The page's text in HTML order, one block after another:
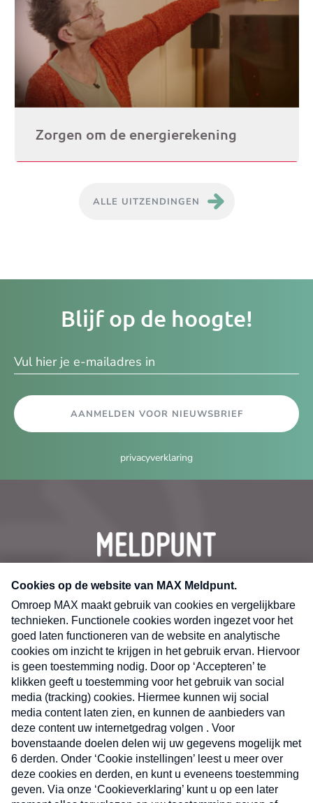
Zorgen om de energierekening
ALLE UITZENDINGEN
Blijf op de hoogte!
AANMELDEN VOOR NIEUWSBRIEF
privacyverklaring
CONTACT
Volg ons op
X
Nieuwsbrief
Neem hier een gratis abonnement op de MAX